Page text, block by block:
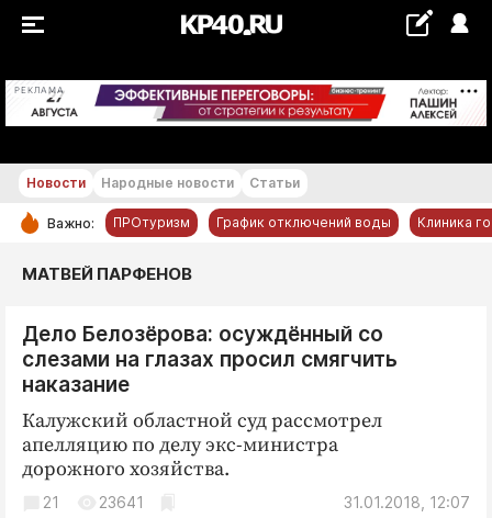
РЕКЛАМА +21...+22 °С
РУБРИКИ
Новости компаний
Статьи
Народные новости
Авто и транспорт
Благоустройство
Криминал
Новости Народные новости Статьи
Важно: ПРОтуризм График отключений воды Клиника
МАТВЕЙ ПАРФЕНОВ
Дело Белозёрова: осуждённый со
слезами на глазах просил смягчить
наказание
Калужский областной суд рассмотрел
апелляцию по делу экс-министра
дорожного хозяйства.
31.01.2018, 12:07
21 23641